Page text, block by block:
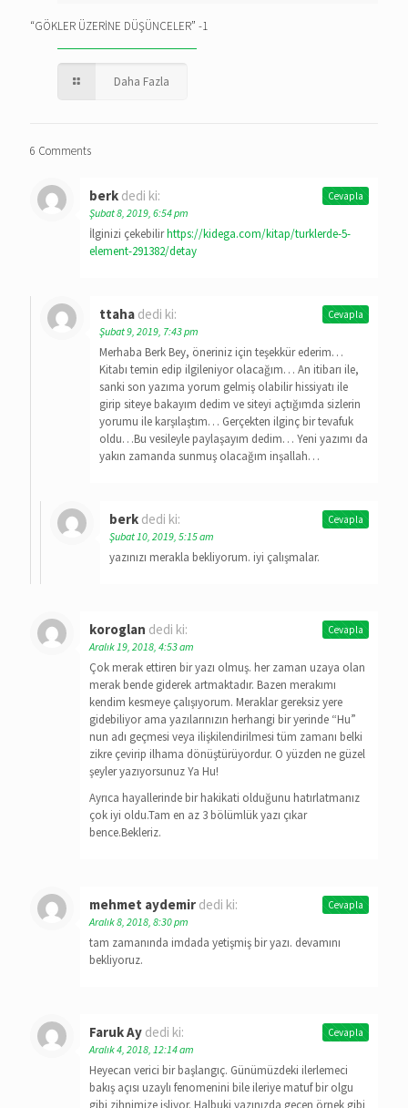
“GÖKLER ÜZERİNE DÜŞÜNCELER” -1
Daha Fazla
6 Comments
berk dedi ki:
Şubat 8, 2019, 6:54 pm
İlginizi çekebilirhttps://kidega.com/kitap/turklerde-5-
element-291382/detay
Cevapla
ttaha dedi ki:
Şubat 9, 2019, 7:43 pm
Merhaba Berk Bey, öneriniz için teşekkür ederim…
Kitabı temin edip ilgileniyor olacağım… An itibarı ile,
sanki son yazıma yorum gelmiş olabilir hissiyatı ile
girip siteye bakayım dedim ve siteyi açtığımda sizlerin
yorumu ile karşılaştım… Gerçekten ilginç bir tevafuk
oldu…Bu vesileyle paylaşayım dedim… Yeni yazımı da
yakın zamanda sunmuş olacağım inşallah…
Cevapla
berk dedi ki:
Şubat 10, 2019, 5:15 am
yazınızı merakla bekliyorum. iyi çalışmalar.
Cevapla
koroglan dedi ki:
Aralık 19, 2018, 4:53 am
Çok merak ettiren bir yazı olmuş. her zaman uzaya olan
merak bende giderek artmaktadır. Bazen merakımı
kendim kesmeye çalışıyorum. Meraklar gereksiz yere
gidebiliyor ama yazılarınızın herhangi bir yerinde “Hu”
nun adı geçmesi veya ilişkilendirilmesi tüm zamanı belki
zikre çevirip ilhama dönüştürüyordur. O yüzden ne güzel
şeyler yazıyorsunuz Ya Hu!
Ayrıca hayallerinde bir hakikati olduğunu hatırlatmanız
çok iyi oldu.Tam en az 3 bölümlük yazı çıkar
bence.Bekleriz.
Cevapla
mehmet aydemir dedi ki:
Aralık 8, 2018, 8:30 pm
tam zamanında imdada yetişmiş bir yazı. devamını
bekliyoruz.
Cevapla
Faruk Ay dedi ki:
Aralık 4, 2018, 12:14 am
Heyecan verici bir başlangıç. Günümüzdeki ilerlemeci
bakış açısı uzaylı fenomenini bile ileriye matuf bir olgu
gibi zihnimize işliyor. Halbuki yazınızda geçen örnek gibi
Cevapla